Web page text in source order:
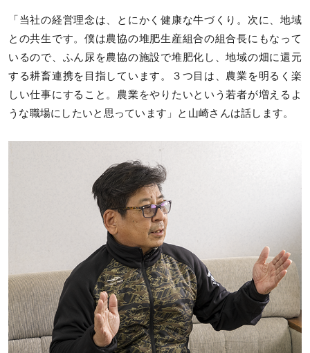
「当社の経営理念は、とにかく健康な牛づくり。次に、地域
との共生です。僕は農協の堆肥生産組合の組合長にもなって
いるので、ふん尿を農協の施設で堆肥化し、地域の畑に還元
する耕畜連携を目指しています。３つ目は、農業を明るく楽
しい仕事にすること。農業をやりたいという若者が増えるよ
うな職場にしたいと思っています」と山崎さんは話します。